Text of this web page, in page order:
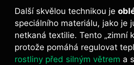
Další skvělou technikou je
speciálního materiálu, jako je
netkaná textilie. Tento „zimní
protože pomáhá regulovat
rostliny před silným větrem a